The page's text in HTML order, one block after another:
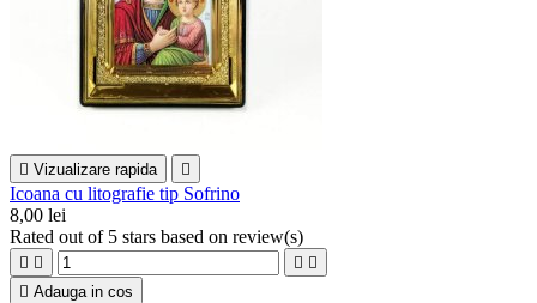
 Vizualizare rapida 
Icoana cu litografie tip Sofrino
8,00 lei
Rated out of 5 stars based on review(s)
   
 Adauga in cos